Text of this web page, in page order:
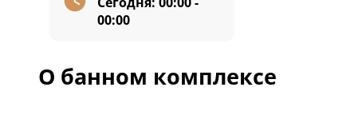
00:00
О банном комплексе